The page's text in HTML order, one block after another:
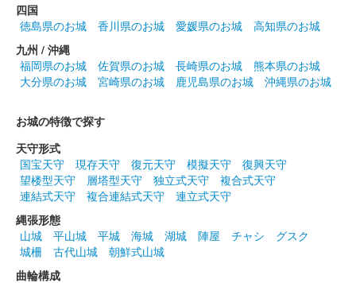
安中城 御城印 井伊家秋限定版
安中城 御城印 武田氏秋限定版
安中城 御城印
200枚限定
安中城 御城印 井伊家版
井伊家バージョンの御城印。
四国
徳島県のお城
香川県のお城 愛媛県のお城
高知県のお城
九州 / 沖縄
福岡県のお城
佐賀県のお城 長崎県のお城
熊本県のお城
大分県のお城
宮崎県のお城 鹿児島県のお城 沖縄県のお城
お城の特徴で探す
天守形式
国宝天守
現存天守 復元天守 模擬天守
復興天守
望楼型天守
層塔型天守 独立式天守
複合式天守
連結式天守
複合連結式天守
連立式天守
縄張形態
山城
平山城 平城 海城 湖城 陣屋 チャシ
グスク
城柵
古代山城
朝鮮式山城
曲輪構成